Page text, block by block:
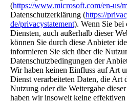
(https://www.microsoft.com/en-us/
Datenschutzerklärung (https://
de/privacystatement). Wenn Sie bei
Diensten, auch außerhalb dieser
können Sie durch diese Anbieter
informieren Sie sich über die
Datenschutzbedingungen der
Wir haben keinen Einfluss auf Art
Dienst verarbeiteten Daten, die Art
Nutzung oder die Weitergabe
haben wir insoweit keine